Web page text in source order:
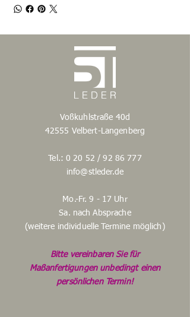
Voßkuhlstraße 40d
42555 Velbert-Langenberg
Tel.: 0 20 52 /92 86 777
info@stleder.de
Mo.-Fr. 9 - 17 Uhr
Sa. nach Absprache
(weitere individuelle Termine möglich)
Bitte vereinbaren Sie für
Maßanfertigungen unbedingt einen
persönlichen Termin!